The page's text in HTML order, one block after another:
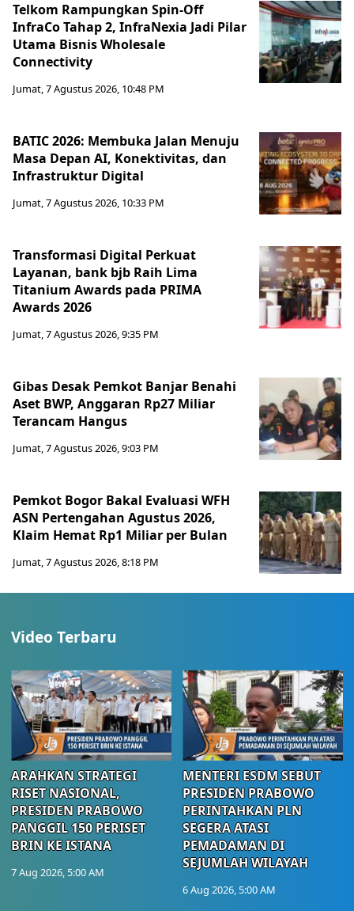
Telkom Rampungkan Spin-Off
InfraCo Tahap 2, InfraNexia Jadi Pilar
Utama Bisnis Wholesale
Connectivity
Jumat, 7 Agustus 2026, 10:48 PM
BATIC 2026: Membuka Jalan Menuju
Masa Depan AI, Konektivitas, dan
Infrastruktur Digital
Jumat, 7 Agustus 2026, 10:33 PM
Transformasi Digital Perkuat
Layanan, bank bjb Raih Lima
Titanium Awards pada PRIMA
Awards 2026
Jumat, 7 Agustus 2026, 9:35 PM
Gibas Desak Pemkot Banjar Benahi
Aset BWP, Anggaran Rp27 Miliar
Terancam Hangus
Jumat, 7 Agustus 2026, 9:03 PM
Pemkot Bogor Bakal Evaluasi WFH
ASN Pertengahan Agustus 2026,
Klaim Hemat Rp1 Miliar per Bulan
Jumat, 7 Agustus 2026, 8:18 PM
Video Terbaru
ARAHKAN STRATEGI
RISET NASIONAL,
PRESIDEN PRABOWO
PANGGIL 150 PERISET
BRIN KE ISTANA
7 Aug 2026, 5:00 AM
MENTERI ESDM SEBUT
PRESIDEN PRABOWO
PERINTAHKAN PLN
SEGERA ATASI
PEMADAMAN DI
SEJUMLAH WILAYAH
6 Aug 2026, 5:00 AM